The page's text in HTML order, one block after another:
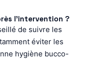
l’intervention ?
de suivre les
éviter les
hygiène bucco-